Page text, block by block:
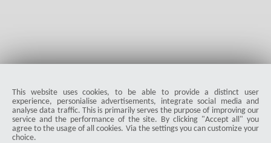
This website uses cookies, to be able to provide a distinct user
experience, personialise advertisements, integrate social media and
analyse data traffic. This is primarily serves the purpose of improving our
service and the performance of the site. By clicking "Accept all" you
agree to the usage of all cookies. Via the settings you can customize your
choice.